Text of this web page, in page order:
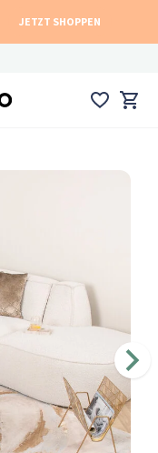
JETZT SHOPPEN